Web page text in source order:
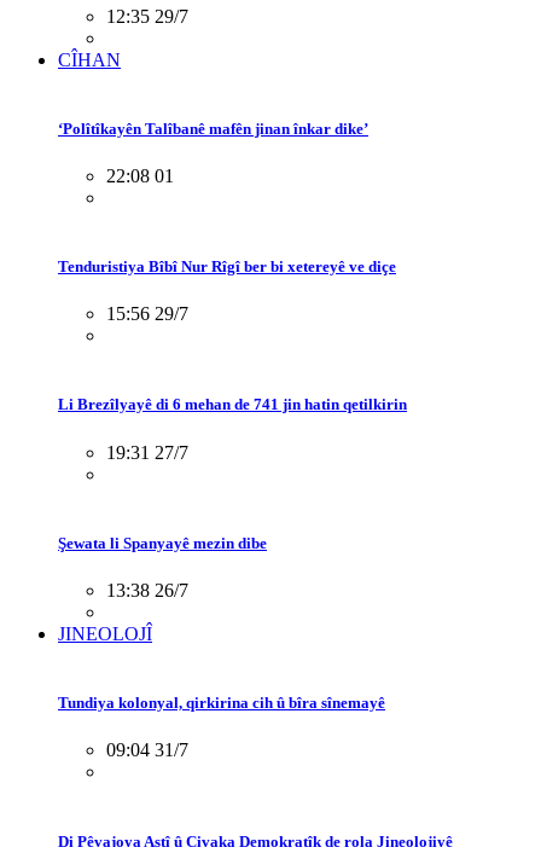
12:35 29/7
CÎHAN
‘Polîtîkayên Talîbanê mafên jinan înkar dike’
22:08 01
Tenduristiya Bîbî Nur Rîgî ber bi xetereyê ve diçe
15:56 29/7
Li Brezîlyayê di 6 mehan de 741 jin hatin qetilkirin
19:31 27/7
Şewata li Spanyayê mezin dibe
13:38 26/7
JINEOLOJÎ
Tundiya kolonyal, qirkirina cih û bîra sînemayê
09:04 31/7
Di Pêvajoya Aştî û Civaka Demokratîk de rola Jineolojiyê